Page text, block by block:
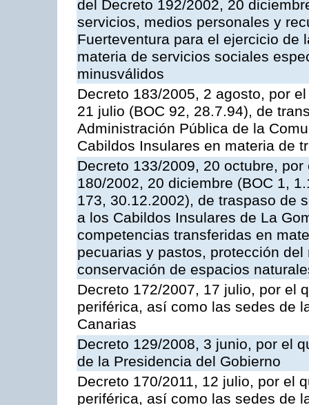
del Decreto 192/2002, 20
servicios, medios personales y
Fuerteventura para el ejercicio de
materia de servicios sociales
minusválidos
Decreto 183/2005, 2 agosto, por
21 julio (BOC 92, 28.7.94), de
Administración Pública de la
Cabildos Insulares en materia de
Decreto 133/2009, 20 octubre,
180/2002, 20 diciembre (BOC 1,
173, 30.12.2002), de traspaso de
a los Cabildos Insulares de La
competencias transferidas en
pecuarias y pastos, protección
conservación de espacios
Decreto 172/2007, 17 julio, por el
periférica, así como las sedes de
Canarias
Decreto 129/2008, 3 junio, por el
de la Presidencia del Gobierno
Decreto 170/2011, 12 julio, por el
periférica, así como las sedes de